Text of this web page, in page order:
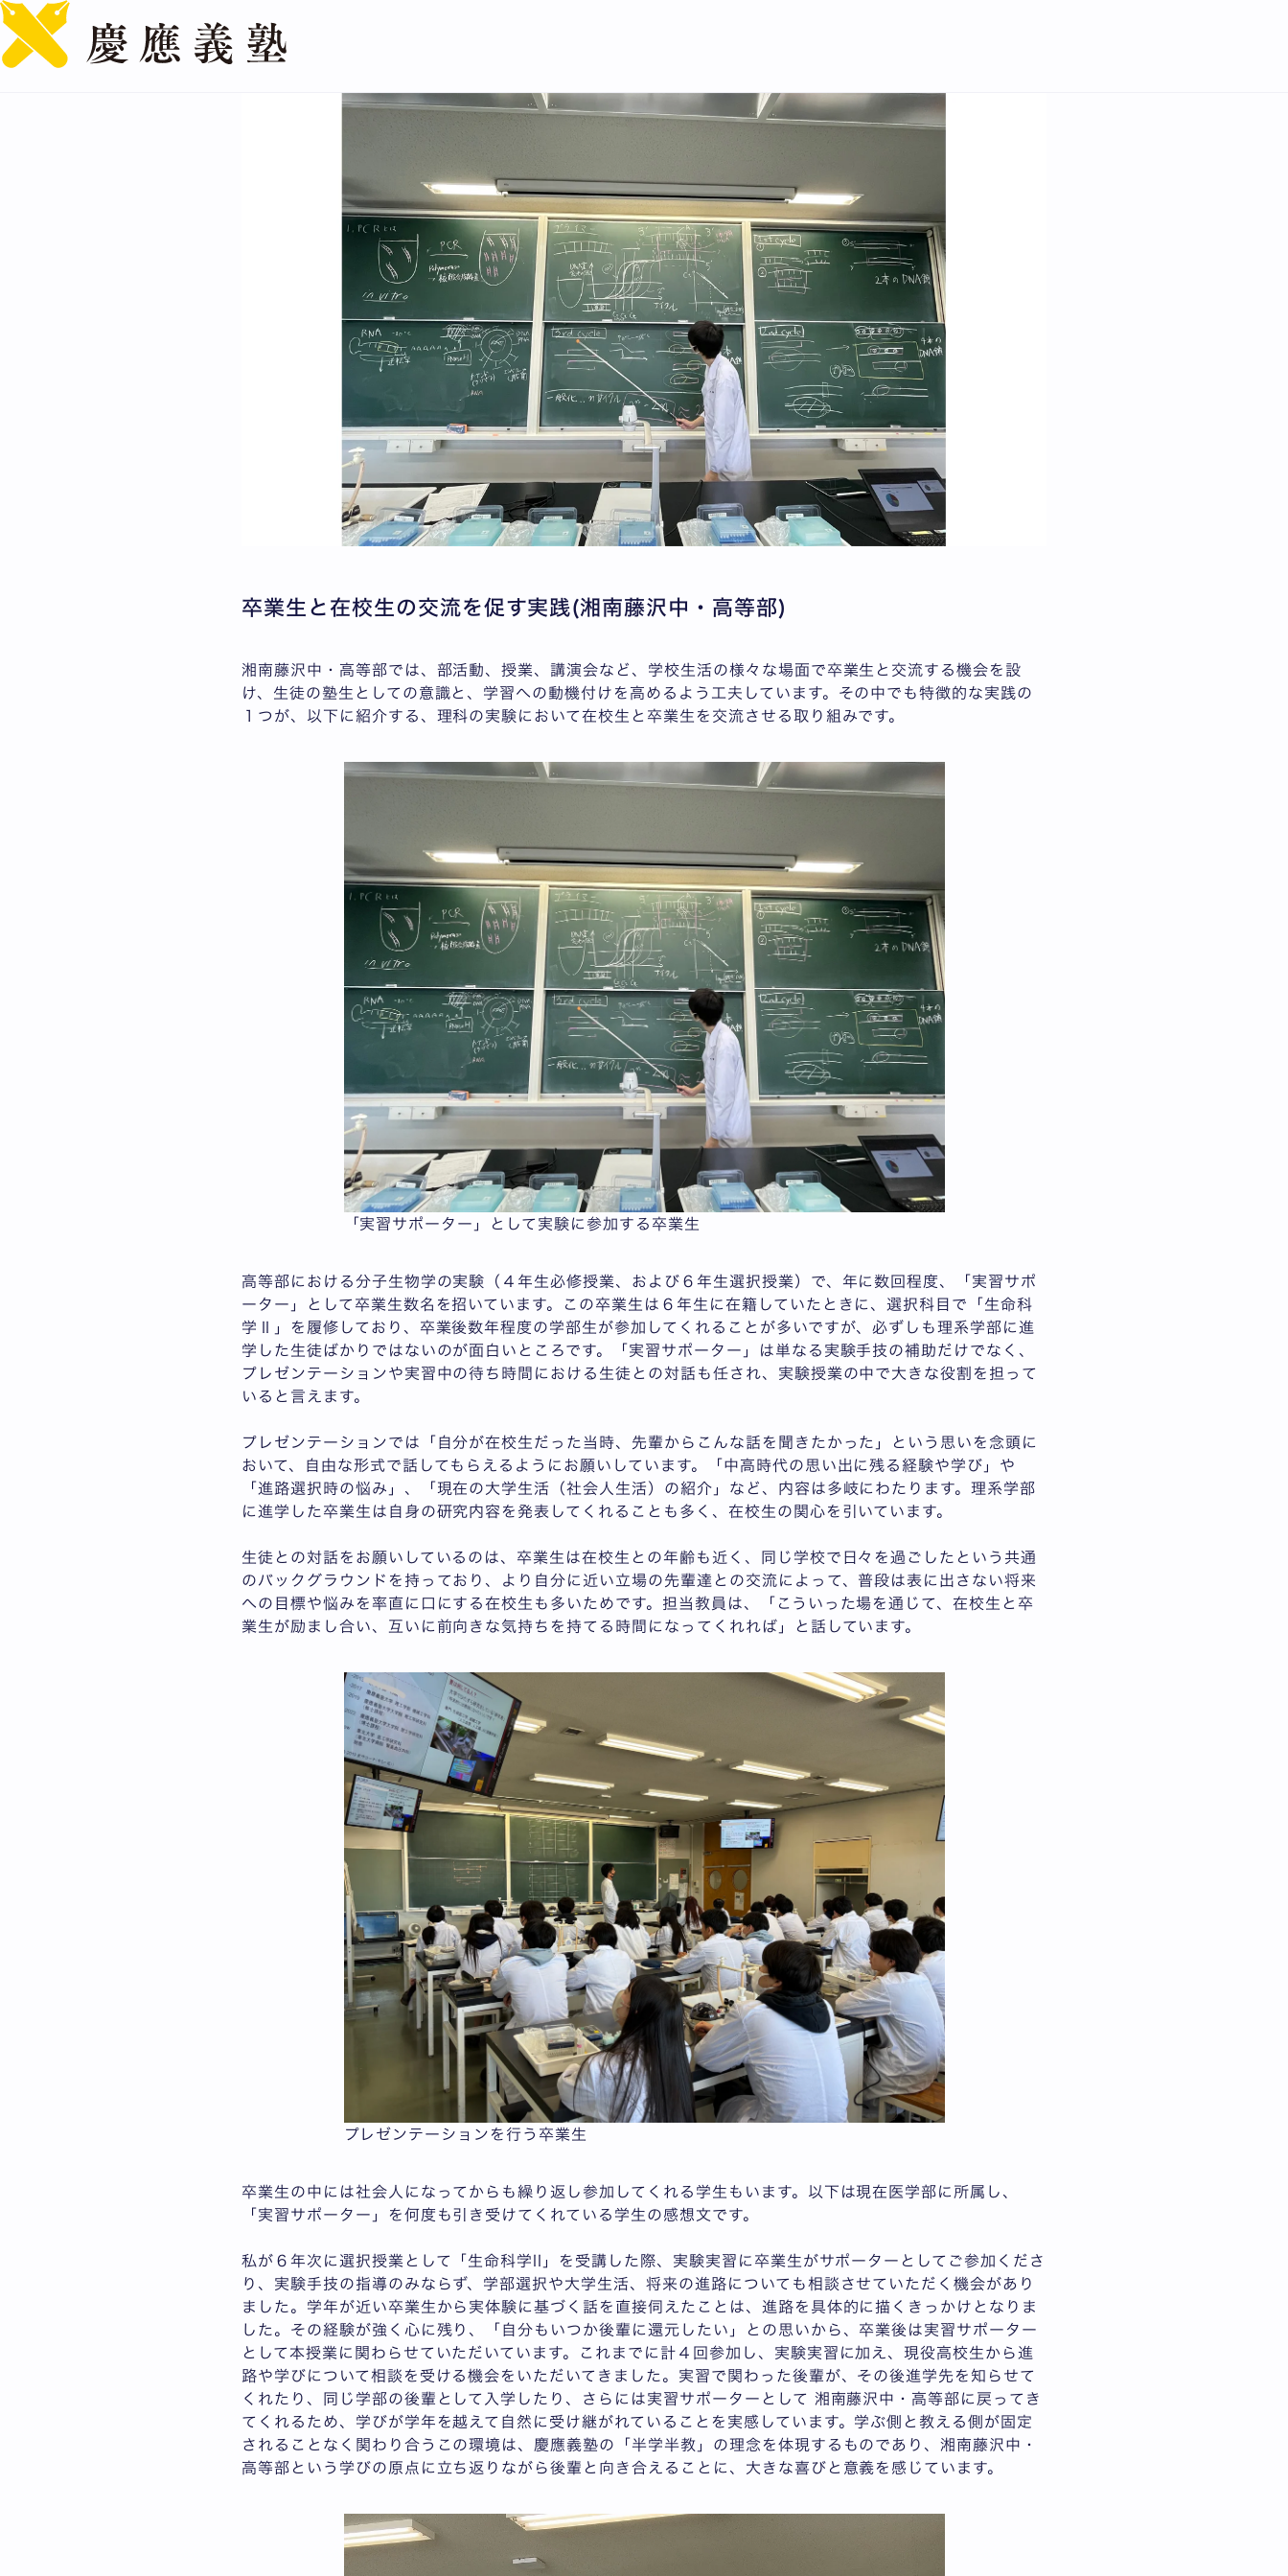
卒業生と在校生の交流を促す実践(湘南藤沢中・高等部)
卒業生と在校生の交流を促す実践(湘南藤沢中・高等部)
湘南藤沢中・高等部では、部活動、授業、講演会など、学校生活の様々な場面で卒業生と交流する機会を設
け、生徒の塾生としての意識と、学習への動機付けを高めるよう工夫しています。その中でも特徴的な実践の
１つが、以下に紹介する、理科の実験において在校生と卒業生を交流させる取り組みです。
「実習サポーター」として実験に参加する卒業生
高等部における分子生物学の実験（４年生必修授業、および６年生選択授業）で、年に数回程度、「実習サポ
ーター」として卒業生数名を招いています。この卒業生は６年生に在籍していたときに、選択科目で「生命科
学Ⅱ」を履修しており、卒業後数年程度の学部生が参加してくれることが多いですが、必ずしも理系学部に進
学した生徒ばかりではないのが面白いところです。「実習サポーター」は単なる実験手技の補助だけでなく、
プレゼンテーションや実習中の待ち時間における生徒との対話も任され、実験授業の中で大きな役割を担って
いると言えます。
プレゼンテーションでは「自分が在校生だった当時、先輩からこんな話を聞きたかった」という思いを念頭に
おいて、自由な形式で話してもらえるようにお願いしています。「中高時代の思い出に残る経験や学び」や
「進路選択時の悩み」、「現在の大学生活（社会人生活）の紹介」など、内容は多岐にわたります。理系学部
に進学した卒業生は自身の研究内容を発表してくれることも多く、在校生の関心を引いています。
生徒との対話をお願いしているのは、卒業生は在校生との年齢も近く、同じ学校で日々を過ごしたという共通
のバックグラウンドを持っており、より自分に近い立場の先輩達との交流によって、普段は表に出さない将来
への目標や悩みを率直に口にする在校生も多いためです。担当教員は、「こういった場を通じて、在校生と卒
業生が励まし合い、互いに前向きな気持ちを持てる時間になってくれれば」と話しています。
プレゼンテーションを行う卒業生
卒業生の中には社会人になってからも繰り返し参加してくれる学生もいます。以下は現在医学部に所属し、
「実習サポーター」を何度も引き受けてくれている学生の感想文です。
私が６年次に選択授業として「生命科学II」を受講した際、実験実習に卒業生がサポーターとしてご参加くださ
り、実験手技の指導のみならず、学部選択や大学生活、将来の進路についても相談させていただく機会があり
ました。学年が近い卒業生から実体験に基づく話を直接伺えたことは、進路を具体的に描くきっかけとなりま
した。その経験が強く心に残り、「自分もいつか後輩に還元したい」との思いから、卒業後は実習サポーター
として本授業に関わらせていただいています。これまでに計４回参加し、実験実習に加え、現役高校生から進
路や学びについて相談を受ける機会をいただいてきました。実習で関わった後輩が、その後進学先を知らせて
くれたり、同じ学部の後輩として入学したり、さらには実習サポーターとして 湘南藤沢中・高等部に戻ってき
てくれるため、学びが学年を越えて自然に受け継がれていることを実感しています。学ぶ側と教える側が固定
されることなく関わり合うこの環境は、慶應義塾の「半学半教」の理念を体現するものであり、湘南藤沢中・
高等部という学びの原点に立ち返りながら後輩と向き合えることに、大きな喜びと意義を感じています。